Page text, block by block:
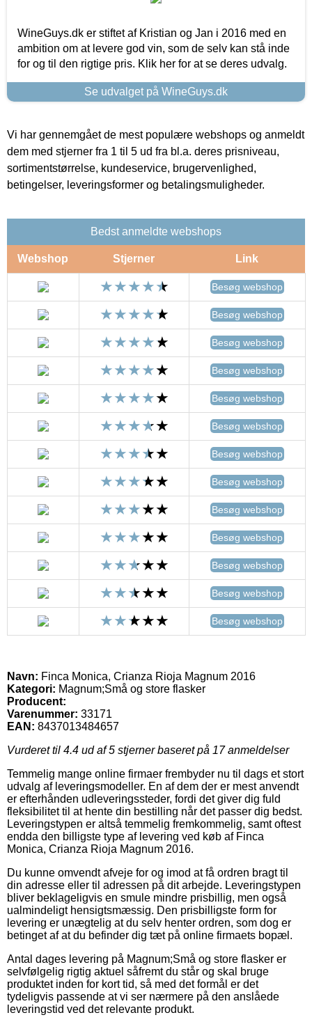
WineGuys.dk er stiftet af Kristian og Jan i 2016 med en
ambition om at levere god vin, som de selv kan stå inde
for og til den rigtige pris. Klik her for at se deres udvalg.
Se udvalget på WineGuys.dk
Vi har gennemgået de mest populære webshops og anmeldt
dem med stjerner fra 1 til 5 ud fra bl.a. deres prisniveau,
sortimentstørrelse, kundeservice, brugervenlighed,
betingelser, leveringsformer og betalingsmuligheder.
Bedst anmeldte webshops
Webshop Stjerner Link
Besøg webshop
Besøg webshop
Besøg webshop
Besøg webshop
Besøg webshop
Besøg webshop
Besøg webshop
Besøg webshop
Besøg webshop
Besøg webshop
Besøg webshop
Besøg webshop
Besøg webshop
Navn: Finca Monica, Crianza Rioja Magnum 2016
Kategori: Magnum;Små og store flasker
Producent:
Varenummer: 33171
EAN: 8437013484657
Vurderet til 4.4 ud af 5 stjerner baseret på 17anmeldelser
Temmelig mange online firmaer frembyder nu til dags et stort
udvalg af leveringsmodeller. En af dem der er mest anvendt
er efterhånden udleveringssteder, fordi det giver dig fuld
fleksibilitet til at hente din bestilling når det passer dig bedst.
Leveringstypen er altså temmelig fremkommelig, samt oftest
endda den billigste type af levering ved køb af Finca
Monica, Crianza Rioja Magnum 2016.
Du kunne omvendt afveje for og imod at få ordren bragt til
din adresse eller til adressen på dit arbejde. Leveringstypen
bliver beklageligvis en smule mindre prisbillig, men også
ualmindeligt hensigtsmæssig. Den prisbilligste form for
levering er unægtelig at du selv henter ordren, som dog er
betinget af at du befinder dig tæt på online firmaets bopæl.
Antal dages levering på Magnum;Små og store flasker er
selvfølgelig rigtig aktuel såfremt du står og skal bruge
produktet inden for kort tid, så med det formål er det
tydeligvis passende at vi ser nærmere på den anslåede
leveringstid ved det relevante produkt.